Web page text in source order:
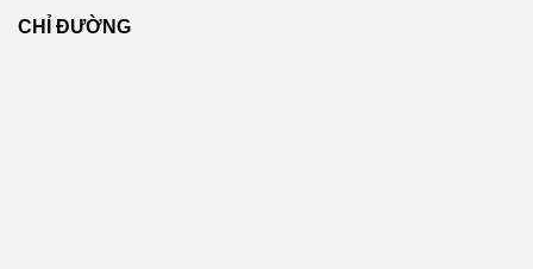
CHỈ ĐƯỜNG